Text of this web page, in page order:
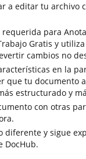
a editar tu archivo
para
Gratis y
cambios no
en la
que tu documento
estructurado y
con otras
diferente y sigue
DocHub.